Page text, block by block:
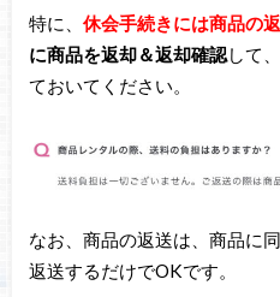
特に、 休会手続きには商品の
に商品を返却＆返却確認して
ておいてください。
なお、商品の返送は、商品に
返送するだけでOKです。